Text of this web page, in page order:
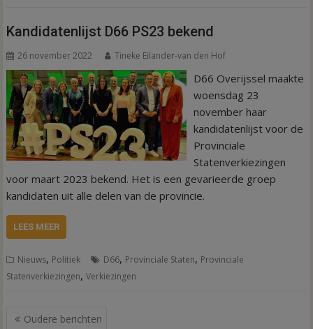
Kandidatenlijst D66 PS23 bekend
26 november 2022 Tineke Eilander-van den Hof
D66 Overijssel maakte
woensdag 23
november haar
kandidatenlijst voor de
Provinciale
Statenverkiezingen
voor maart 2023 bekend. Het is een gevarieerde groep
kandidaten uit alle delen van de provincie.
LEES MEER
Nieuws, Politiek D66, Provinciale Staten, Provinciale
Statenverkiezingen,Verkiezingen
Berichtennavigatie
Oudere berichten